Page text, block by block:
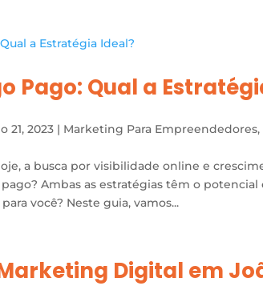
Pago: Qual a
21, 2023 | Marketing Para Empreendedores,
a busca por visibilidade online e
Ambas as estratégias têm o
você? Neste guia, vamos...
Digital em